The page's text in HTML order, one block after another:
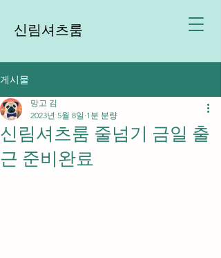
신림셔츠룸
게시물
신림셔츠룸 줄넘기 금일 출
근 준비완료
망고 김
2023년 5월 8일 1분 분량